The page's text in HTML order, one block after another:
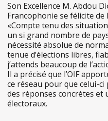
Son Excellence M. Abdou
Francophonie se félicite de
«Compte tenu des
un si grand nombre de
nécessité absolue de
tenue d’élections libres,
j’attends beaucoup de
Il a précisé que l’OIF
ce réseau pour que celui-
des réponses concrètes et
électoraux.